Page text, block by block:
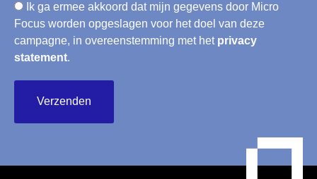
Ik ga ermee akkoord dat mijn gegevens door Micro
Focus worden opgeslagen voor het doel van deze
campagne, in overeenstemming met het privacy
statement.
Verzenden